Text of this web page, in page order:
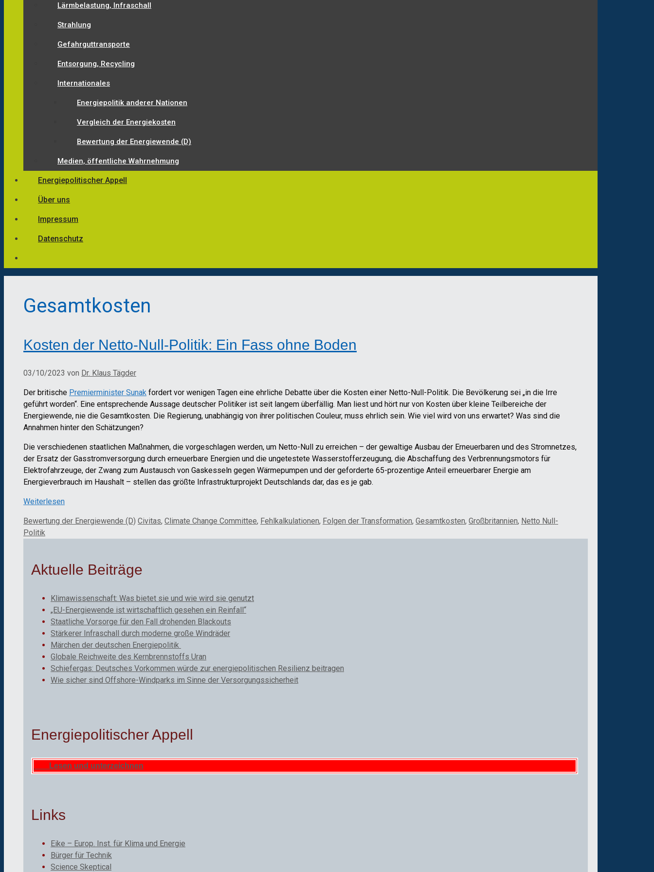
Lärmbelastung, Infraschall
Strahlung
Gefahrguttransporte
Entsorgung, Recycling
Internationales
Energiepolitik anderer Nationen
Vergleich der Energiekosten
Bewertung der Energiewende (D)
Medien, öffentliche Wahrnehmung
Energiepolitischer Appell
Über uns
Impressum
Datenschutz
Gesamtkosten
Kosten der Netto-Null-Politik: Ein Fass ohne Boden
03/10/2023 von Dr. Klaus Tägder
Der britische Premierminister Sunak fordert vor wenigen Tagen eine ehrliche Debatte über die Kosten einer Netto-Null-Politik. Die Bevölkerung sei „in die Irre
geführt worden“. Eine entsprechende Aussage deutscher Politiker ist seit langem überfällig. Man liest und hört nur von Kosten über kleine Teilbereiche der
Energiewende, nie die Gesamtkosten. Die Regierung, unabhängig von ihrer politischen Couleur, muss ehrlich sein. Wie viel wird von uns erwartet? Was sind die
Annahmen hinter den Schätzungen?
Die verschiedenen staatlichen Maßnahmen, die vorgeschlagen werden, um Netto-Null zu erreichen – der gewaltige Ausbau der Erneuerbaren und des Stromnetzes,
der Ersatz der Gasstromversorgung durch erneuerbare Energien und die ungetestete Wasserstofferzeugung, die Abschaffung des Verbrennungsmotors für
Elektrofahrzeuge, der Zwang zum Austausch von Gaskesseln gegen Wärmepumpen und der geforderte 65-prozentige Anteil erneuerbarer Energie am
Energieverbrauch im Haushalt – stellen das größte Infrastrukturprojekt Deutschlands dar, das es je gab.
Weiterlesen
Kategorien
Bewertung der Energiewende (D) Schlagwörter
Civitas, Climate Change Committee, Fehlkalkulationen, Folgen der Transformation, Gesamtkosten, Großbritannien, Netto Null-
Politik
Aktuelle Beiträge
Klimawissenschaft: Was bietet sie und wie wird sie genutzt
„EU-Energiewende ist wirtschaftlich gesehen ein Reinfall“
Staatliche Vorsorge für den Fall drohenden Blackouts
Stärkerer Infraschall durch moderne große Windräder
Märchen der deutschen Energiepolitik
Globale Reichweite des Kernbrennstoffs Uran
Schiefergas: Deutsches Vorkommen würde zur energiepolitischen Resilienz beitragen
Wie sicher sind Offshore-Windparks im Sinne der Versorgungssicherheit
Energiepolitischer Appell
Lesen und unterzeichnen
Links
Eike – Europ. Inst. für Klima und Energie
Bürger für Technik
Science Skeptical